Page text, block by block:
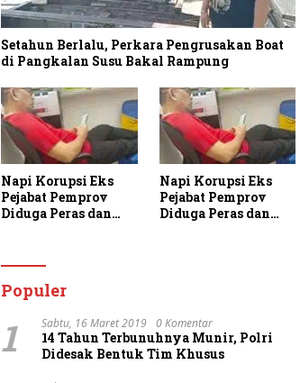
Setahun Berlalu, Perkara Pengrusakan Boat
di Pangkalan Susu Bakal Rampung
Napi Korupsi Eks
Pejabat Pemprov
Diduga Peras dan
Tanjung Gusta
Napi Korupsi Eks
Pejabat Pemprov
Diduga Peras dan
Populer
1 Sabtu, 16 Maret 2019 0 Komentar
14 Tahun Terbunuhnya Munir, Polri
Didesak Bentuk Tim Khusus